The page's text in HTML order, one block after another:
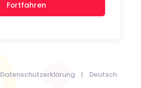
Fortfahren
Datenschutzerklärung | Deutsch